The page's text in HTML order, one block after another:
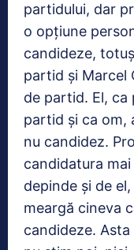
partidului, dar
o opţiune
candideze,
partid şi Marcel
de partid. El, ca
partid şi ca om,
nu candidez.
candidatura
depinde şi de
meargă cineva
candideze.